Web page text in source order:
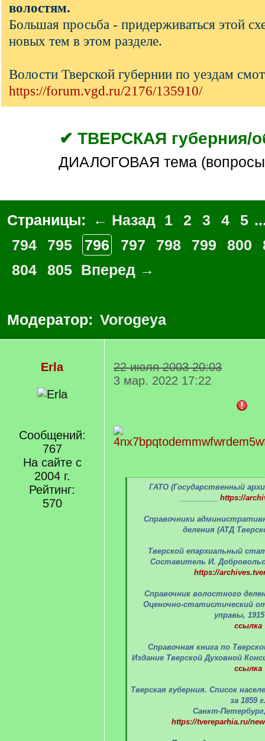
волостям.
Большая просьба - придерживаться этой
новых тем в этом разделе.
Волости Тверской губернии по уездам
https://forum.vgd.ru/2176/135910/
✔ ТВЕРСКАЯ губерния/
ДИАЛОГОВАЯ тема
Страницы: ← Назад 1 2 3 4 5
794
795 796 797 798 799 800
804
805 Вперед →
Модератор: Vorogeya
Erla
Сообщений:
767
На сайте с
2004 г.
Рейтинг:
570
22 июля 2003 20:03
3 мар. 2022 17:22
ГАТО (Государственный
https://
Справочники
деления (АТД
Тверской епархиальный
Составитель И.
https://
Справочник волостного
Оценочно-статистический
управы,
ссылка
Справочная книга по
Издание Тверской Духовной
ссылка
Тверская губерния. Список
за 1859
Санкт-
https://tvereparhia.ru/